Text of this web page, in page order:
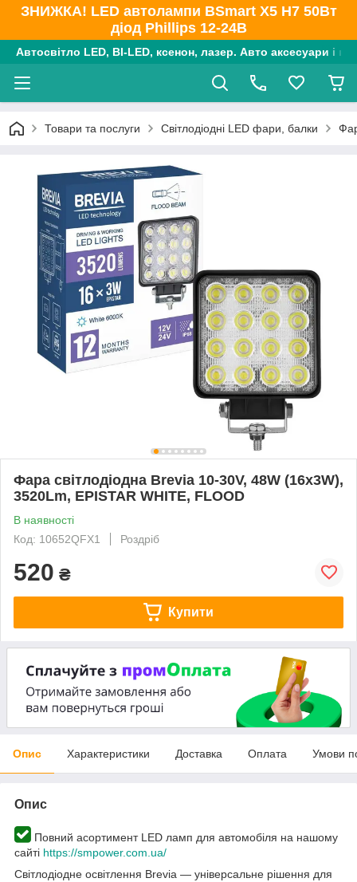
ЗНИЖКА! LED автолампи BSmart X5 H7 50Вт
діод Phillips 12-24В
Автосвітло LED, BI-LED, ксенон, лазер. Авто аксесуари і
Товари та послуги Світлодіодні LED фари, балки
Фара світлодіодна Brevia 10-30V, 48W (16x3W),
3520Lm, EPISTAR WHITE, FLOOD
В наявності
Код: 10652QFX1
Роздріб
520 ₴
Купити
Опис Характеристики Доставка Оплата Умови
Опис
Повний асортимент LED ламп для автомобіля на нашому
сайті https://smpower.com.ua/
Світлодіодне освітлення Brevia — універсальне рішення для